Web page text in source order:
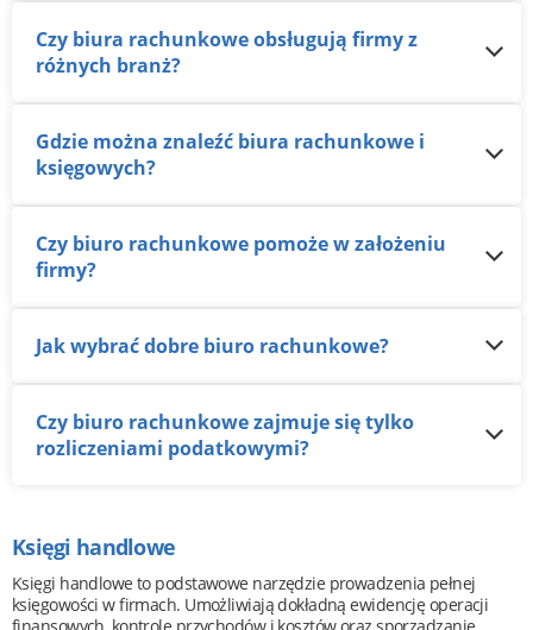
Czy biura rachunkowe obsługują firmy z
różnych branż?
Gdzie można znaleźć biura rachunkowe i
księgowych?
Czy biuro rachunkowe pomoże w założeniu
firmy?
Jak wybrać dobre biuro rachunkowe?
Czy biuro rachunkowe zajmuje się tylko
rozliczeniami podatkowymi?
Księgi handlowe
Księgi handlowe to podstawowe narzędzie prowadzenia pełnej
księgowości w firmach. Umożliwiają dokładną ewidencję operacji